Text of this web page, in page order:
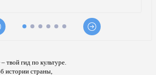
гид по культуре.
истории страны,